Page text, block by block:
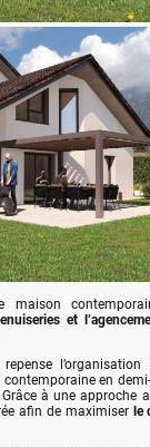
maison
et
en
à une approche
afin de maximiser le